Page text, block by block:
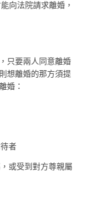
向法院請求離婚，
只要兩人同意離婚
想離婚的那方須提
婚：
者
或受到對方尊親屬